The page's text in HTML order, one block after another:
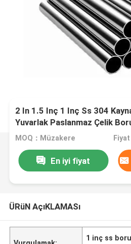
2 In 1.5 Inç 1 Inç Ss 304
Yuvarlak Paslanmaz Çelik
MOQ：Müzakere
En iyi fiyat
ÜRüN AçıKLAMASı
1 inç ss